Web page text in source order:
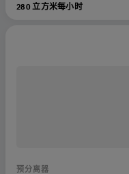
280 立方米每小时
预分离器